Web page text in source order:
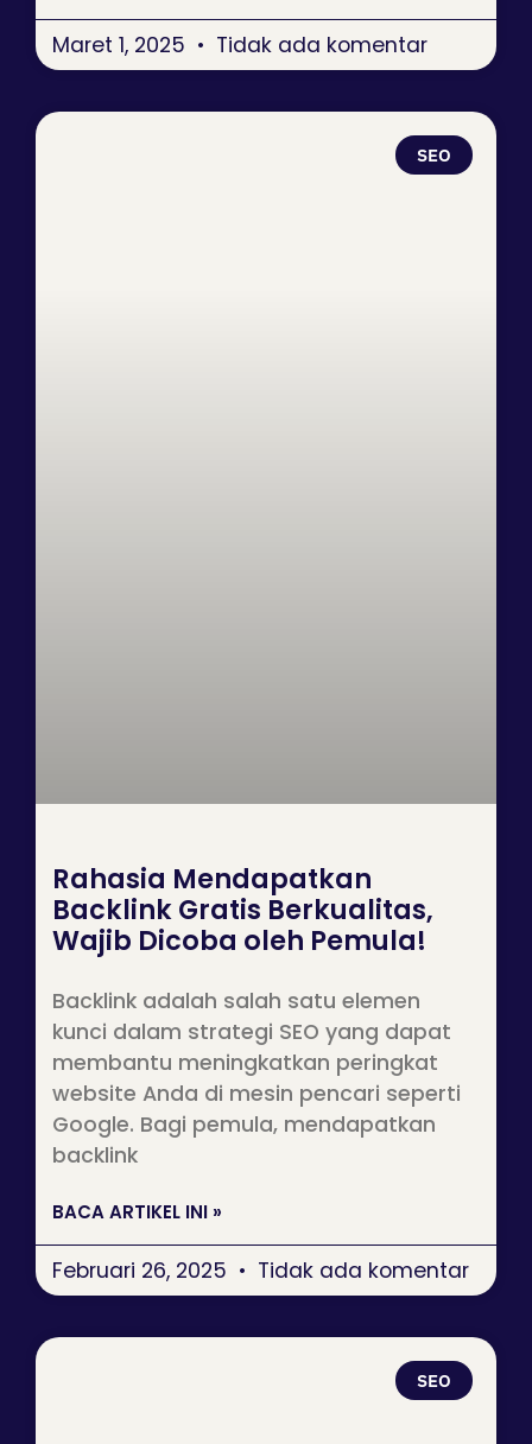
Maret 1, 2025 Tidak ada komentar
SEO
Rahasia Mendapatkan
Backlink Gratis Berkualitas,
Wajib Dicoba oleh Pemula!
Backlink adalah salah satu elemen
kunci dalam strategi SEO yang dapat
membantu meningkatkan peringkat
website Anda di mesin pencari seperti
Google. Bagi pemula, mendapatkan
backlink
BACA ARTIKEL INI »
Februari 26, 2025 Tidak ada komentar
SEO